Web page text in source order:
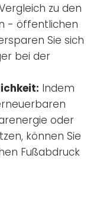
zu den
- öffentlichen
Sie sich
bei der
Indem
oder
können Sie
Fußabdruck